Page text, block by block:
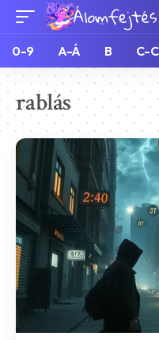
0-9 A-Á B C-
rablás